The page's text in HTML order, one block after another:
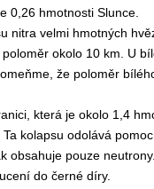
0,26 hmotnosti Slunce.
nitra velmi hmotných
okolo 10 km. U
že poloměr
která je okolo 1,4
kolapsu odolává
pouze
do černé díry.